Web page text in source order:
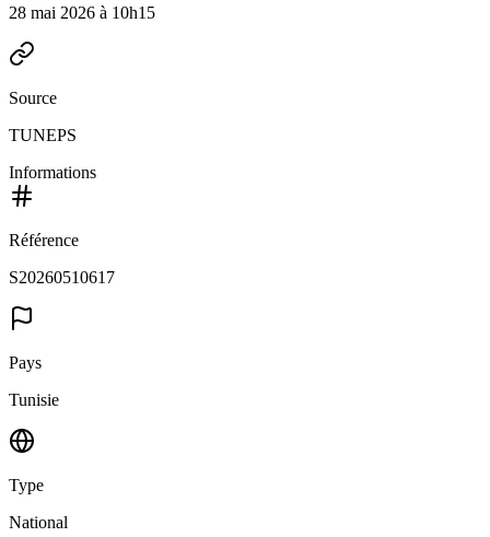
28 mai 2026 à 10h15
Source
TUNEPS
Informations
Référence
S20260510617
Pays
Tunisie
Type
National